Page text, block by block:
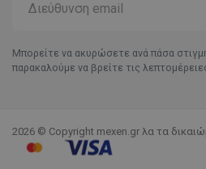
Μπορείτε να ακυρώσετε ανά πάσα
παρακαλούμε να βρείτε τις
2026 © Copyright mexen.gr λα τα